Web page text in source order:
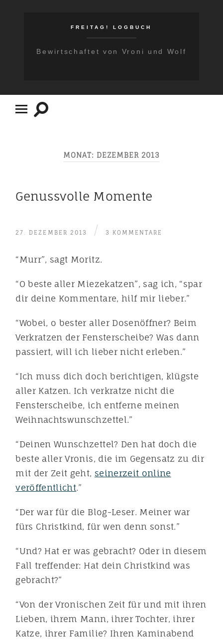
FREITAG! LOGBUCH
Bewirtschaftet von Vroni und Wolf
Mobile-
Suchfeld
ein-/ausblenden
MONAT: DEZEMBER 2013
Genussvolle Momente
27. DEZEMBER 2013 / 3 KOMMENTARE
“Murr”, sagt Moritz.
“O beste aller Miezekatzen”, sag ich, “spar
dir deine Kommentare, hilf mir lieber.”
“Wobei, o bester aller Dosenöffner? Beim
Verkratzen der Fensterscheibe? Was dann
passiert, will ich lieber nicht erleben.”
“Ich muss dich doch berichtigen, klügste
aller Katzen. Ich verkratze nicht die
Fensterscheibe, ich entferne meinen
Weihnachtswunschzettel.”
“Deinen Wunschzettel? Den hat doch die
beste aller Vronis, die im Gegensatz zu dir
mit der Zeit geht, seinerzeit online
veröffentlicht.”
“Der war für die Blog-Leser. Meiner war
fürs Christkind, für wen denn sonst.”
“Und? Hat er was gebracht? Oder in diesem
Fall treffender: Hat dein Christkind was
gebracht?”
“Von der Vronischen Zeit für und mit ihren
Lieben, ihrem Mann, ihrer Tochter, ihrer
Katze, ihrer Familie? Ihren Kaminabend